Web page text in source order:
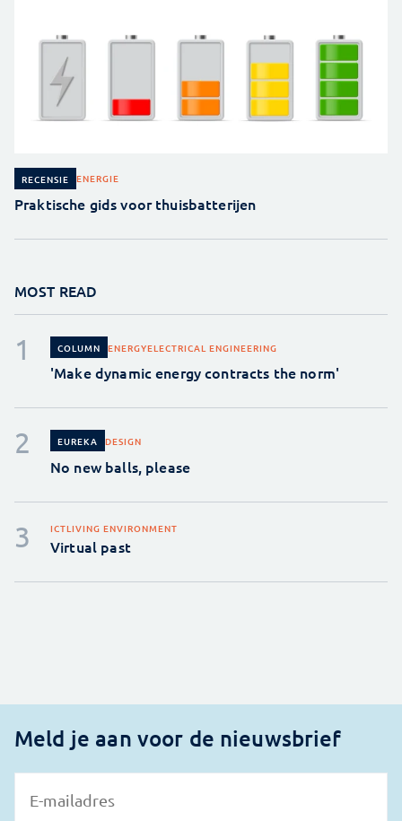
RECENSIE ENERGIE
Praktische gids voor thuisbatterijen
MOST READ
COLUMN ENERGYELECTRICAL ENGINEERING
'Make dynamic energy contracts the norm'
EUREKA DESIGN
No new balls, please
ICTLIVING ENVIRONMENT
Virtual past
Meld je aan voor de nieuwsbrief